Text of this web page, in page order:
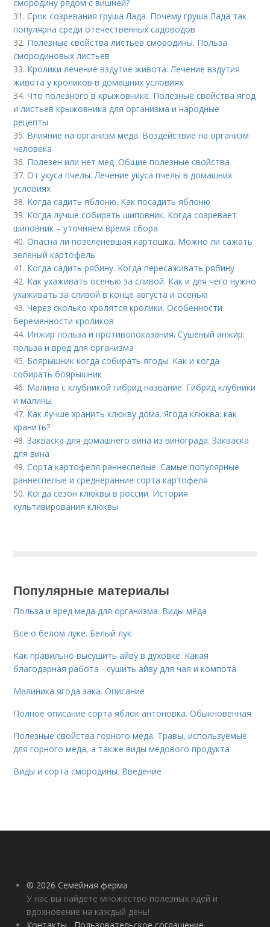
смородину рядом с вишней?
31.Срок созревания груша Лада. Почему груша Лада так
популярна среди отечественных садоводов
32. Полезные свойства листьев смородины. Польза
смородиновых листьев
33. Кролики лечение вздутие живота. Лечение вздутия
живота у кроликов в домашних условиях
34.Что полезного в крыжовнике. Полезные свойства ягод
и листьев крыжовника для организма и народные
рецепты
35. Влияние на организм меда. Воздействие на организм
человека
36. Полезен или нет мед. Общие полезные свойства
37.От укуса пчелы. Лечение укуса пчелы в домашних
условиях
38. Когда садить яблоню. Как посадить яблоню
39. Когда лучше собирать шиповник. Когда созревает
шиповник – уточняем время сбора
40.Опасна ли позеленевшая картошка. Можно ли сажать
зеленый картофель
41. Когда садить рябину. Когда пересаживать рябину
42. Как ухаживать осенью за сливой. Как и для чего нужно
ухаживать за сливой в конце августа и осенью
43.Через сколько кролятся кролики. Особенности
беременности кроликов
44. Инжир польза и противопоказания. Сушеный инжир:
польза и вред для организма
45. Боярышник когда собирать ягоды. Как и когда
собирать боярышник
46. Малина с клубникой гибрид название. Гибрид клубники
и малины.
47. Как лучше хранить клюкву дома. Ягода клюква: как
хранить?
48.Закваска для домашнего вина из винограда. Закваска
для вина
49.Сорта картофеля раннеспелые. Cамые популярные
раннеспелые и среднеранние сорта картофеля
50. Когда сезон клюквы в россии. История
культивирования клюквы
Популярные материалы
Польза и вред меда для организма. Виды мёда
Все о белом луке. Белый лук
Как правильно высушить айву в духовке. Какая
благодарная работа - сушить айву для чая и компота
Малиника ягода зака. Описание
Полное описание сорта яблок антоновка. Обыкновенная
Полезные свойства горного меда. Травы, используемые
для горного меда, а также виды медового продукта
Виды и сорта смородины. Введение
© 2026 Семейная ферма
У нас вы найдете множество полезных идей и
вдохновение на каждый день!